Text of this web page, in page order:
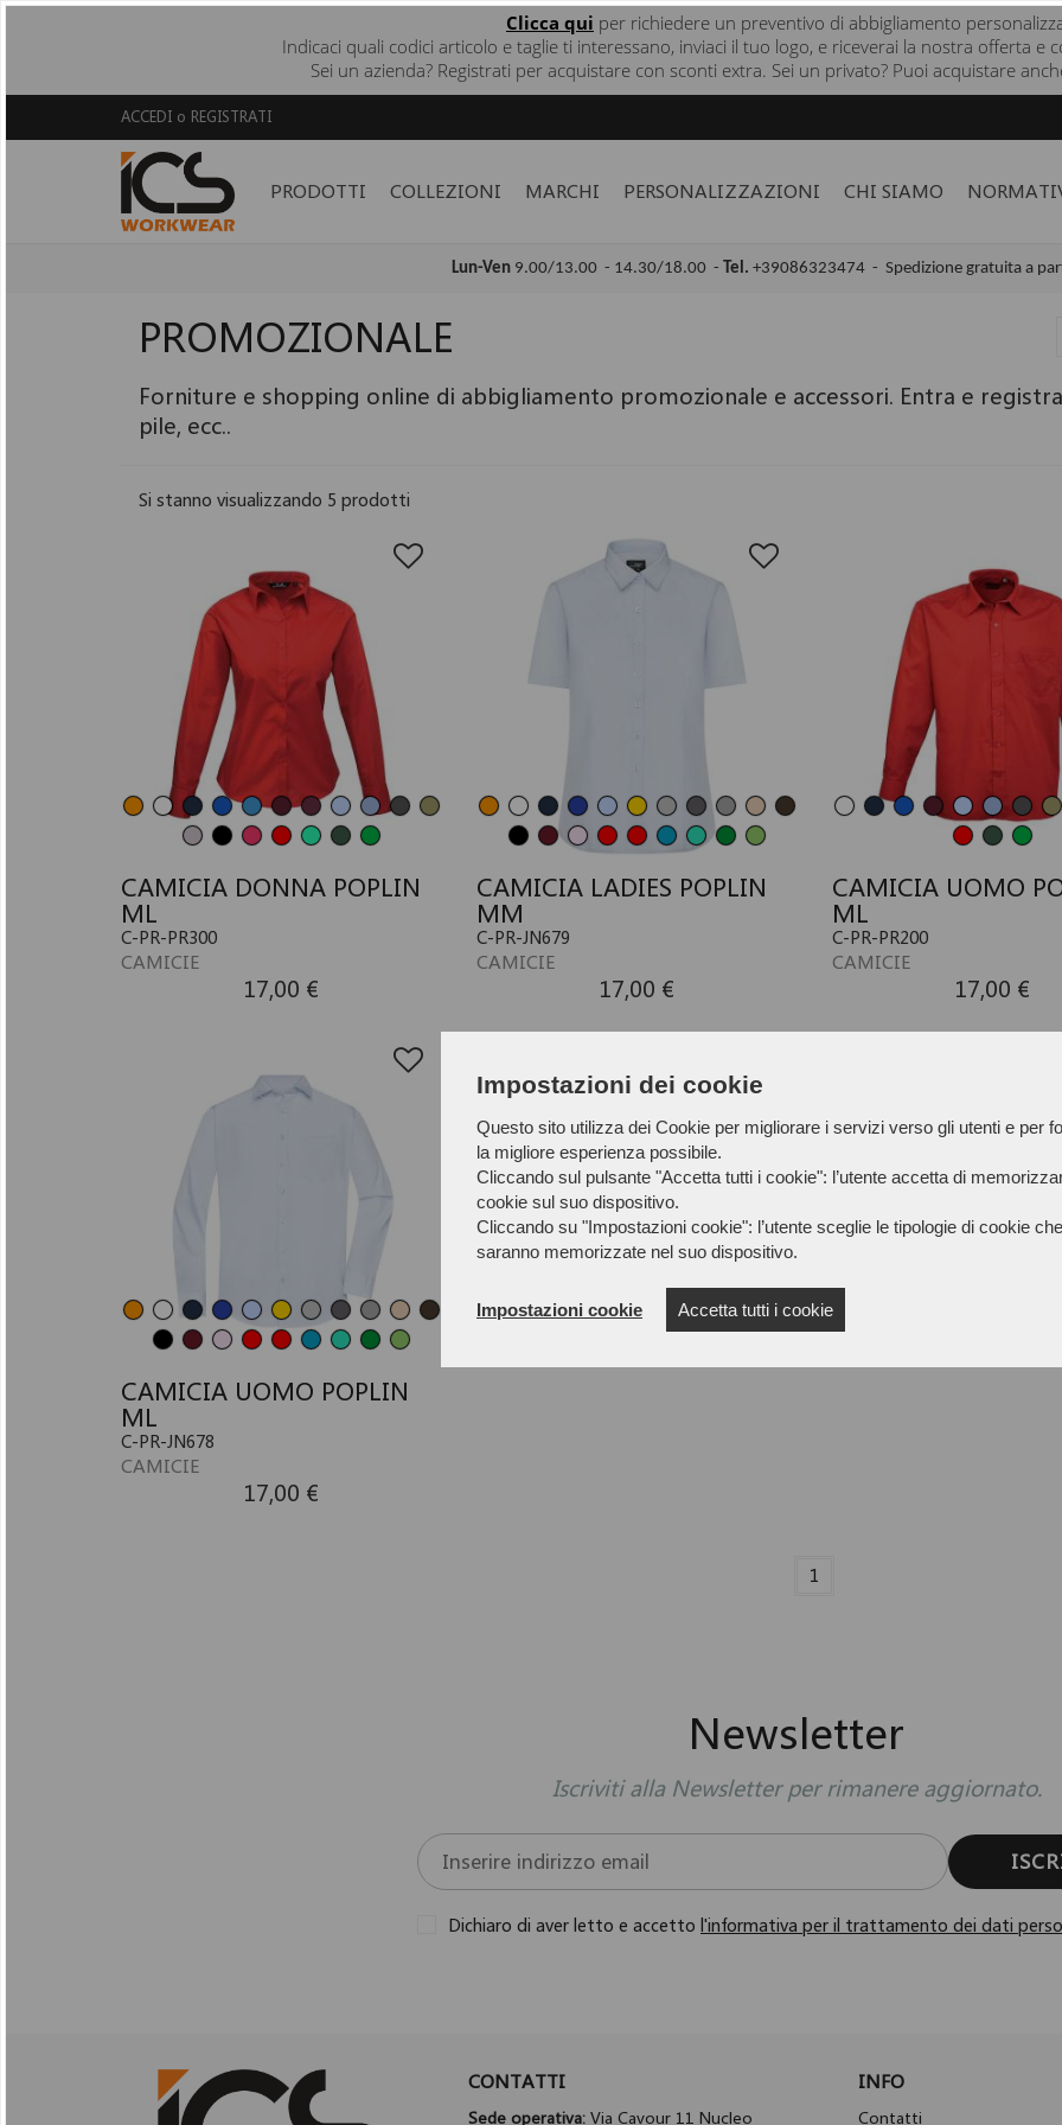
Impostazioni dei cookie
Questo sito utilizza dei Cookie per migliorare i servizi verso gli utenti e per
la migliore esperienza possibile.
Cliccando sul pulsante "Accetta tutti i cookie": l’utente accetta di
cookie sul suo dispositivo.
Cliccando su "Impostazioni cookie": l’utente sceglie le tipologie di cookie che
saranno memorizzate nel suo dispositivo.
Impostazioni cookie Accetta tutti i cookie
Clicca qui per richiedere un preventivo di abbigliamento
Indicaci quali codici articolo e taglie ti interessano, inviaci il tuo logo, e riceverai la nostra offerta e
Sei un azienda? Registrati per acquistare con sconti extra. Sei un privato? Puoi acquistare
ACCEDI o REGISTRATI
PRODOTTI COLLEZIONI MARCHI PERSONALIZZAZIONI CHI SIAMO
Lun-Ven 9.00/13.00 - 14.30/18.00 - Tel. +39086323474 - Spedizione gratuita a
PROMOZIONALE
Forniture e shopping online di abbigliamento promozionale e accessori. Entra e
pile, ecc..
Si stanno visualizzando 5 prodotti
CAMICIA DONNA POPLIN
ML
C-PR-PR300
CAMICIE
17,00 €
CAMICIA LADIES POPLIN
MM
C-PR-JN679
CAMICIE
17,00 €
CAMICIA UOMO
ML
C-PR-PR200
CAMICIE
17,00 €
CAMICIA UOMO POPLIN
ML
C-PR-JN678
CAMICIE
17,00 €
1
Newsletter
Iscriviti alla Newsletter per rimanere aggiornato.
Dichiaro di aver letto e accetto l'informativa per il trattamento dei dati
CONTATTI
Sede operativa:Via Cavour 11 Nucleo
INFO
Contatti